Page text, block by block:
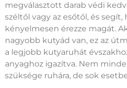
megválasztott darab védi
széltől vagy az esőtől, és
kényelmesen érezze magát.
nagyobb kutyád van, ez az
a legjobb kutyaruhát
anyaghoz igazítva. Nem
szüksége ruhára, de sok